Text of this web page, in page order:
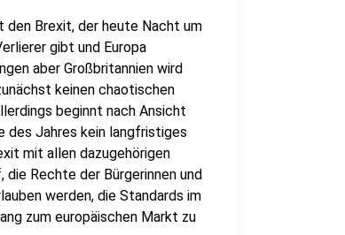
den Brexit, der heute Nacht um
gibt und Europa
aber Großbritannien wird
keinen chaotischen
beginnt nach Ansicht
des Jahres kein langfristiges
mit allen dazugehörigen
die Rechte der Bürgerinnen und
werden, die Standards im
zum europäischen Markt zu